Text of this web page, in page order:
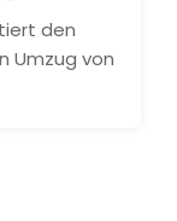
den
Umzug von